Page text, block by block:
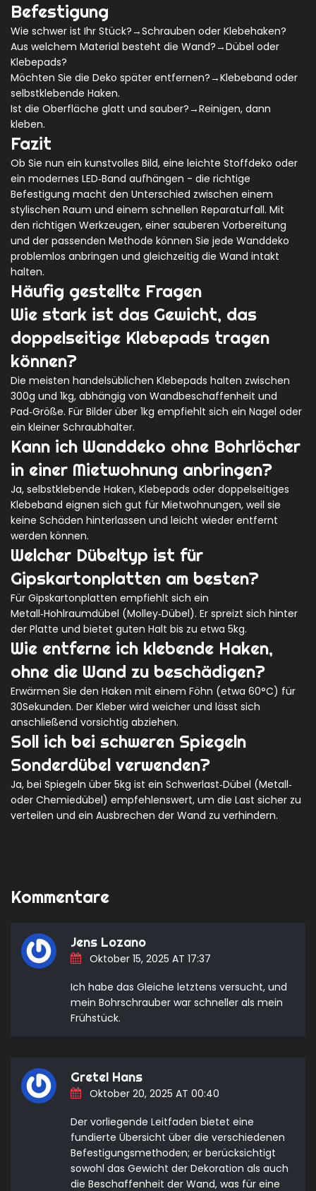
Befestigung
Wie schwer ist Ihr Stück?→Schrauben oder Klebehaken?
Aus welchem Material besteht die Wand?→Dübel oder
Klebepads?
Möchten Sie die Deko später entfernen?→Klebeband oder
selbstklebende Haken.
Ist die Oberfläche glatt und sauber?→Reinigen, dann
kleben.
Fazit
Ob Sie nun ein kunstvolles Bild, eine leichte Stoffdeko oder
ein modernes LED‑Band aufhängen - die richtige
Befestigung macht den Unterschied zwischen einem
stylischen Raum und einem schnellen Reparaturfall. Mit
den richtigen Werkzeugen, einer sauberen Vorbereitung
und der passenden Methode können Sie jede Wanddeko
problemlos anbringen und gleichzeitig die Wand intakt
halten.
Häufig gestellte Fragen
Wie stark ist das Gewicht, das
doppelseitige Klebepads tragen
können?
Die meisten handelsüblichen Klebepads halten zwischen
300g und 1kg, abhängig von Wandbeschaffenheit und
Pad‑Größe. Für Bilder über 1kg empfiehlt sich ein Nagel oder
ein kleiner Schraubhalter.
Kann ich Wanddeko ohne Bohrlöcher
in einer Mietwohnung anbringen?
Ja, selbstklebende Haken, Klebepads oder doppelseitiges
Klebeband eignen sich gut für Mietwohnungen, weil sie
keine Schäden hinterlassen und leicht wieder entfernt
werden können.
Welcher Dübeltyp ist für
Gipskartonplatten am besten?
Für Gipskartonplatten empfiehlt sich ein
Metall‑Hohlraumdübel (Molley‑Dübel). Er spreizt sich hinter
der Platte und bietet guten Halt bis zu etwa 5kg.
Wie entferne ich klebende Haken,
ohne die Wand zu beschädigen?
Erwärmen Sie den Haken mit einem Föhn (etwa 60°C) für
30Sekunden. Der Kleber wird weicher und lässt sich
anschließend vorsichtig abziehen.
Soll ich bei schweren Spiegeln
Sonderdübel verwenden?
Ja, bei Spiegeln über 5kg ist ein Schwerlast‑Dübel (Metall‑
oder Chemiedübel) empfehlenswert, um die Last sicher zu
verteilen und ein Ausbrechen der Wand zu verhindern.
Kommentare
Jens Lozano
Oktober 15, 2025 AT 17:37
Ich habe das Gleiche letztens versucht, und
mein Bohrschrauber war schneller als mein
Frühstück.
Gretel Hans
Oktober 20, 2025 AT 00:40
Der vorliegende Leitfaden bietet eine
fundierte Übersicht über die verschiedenen
Befestigungsmethoden; er berücksichtigt
sowohl das Gewicht der Dekoration als auch
die Beschaffenheit der Wand, was für eine